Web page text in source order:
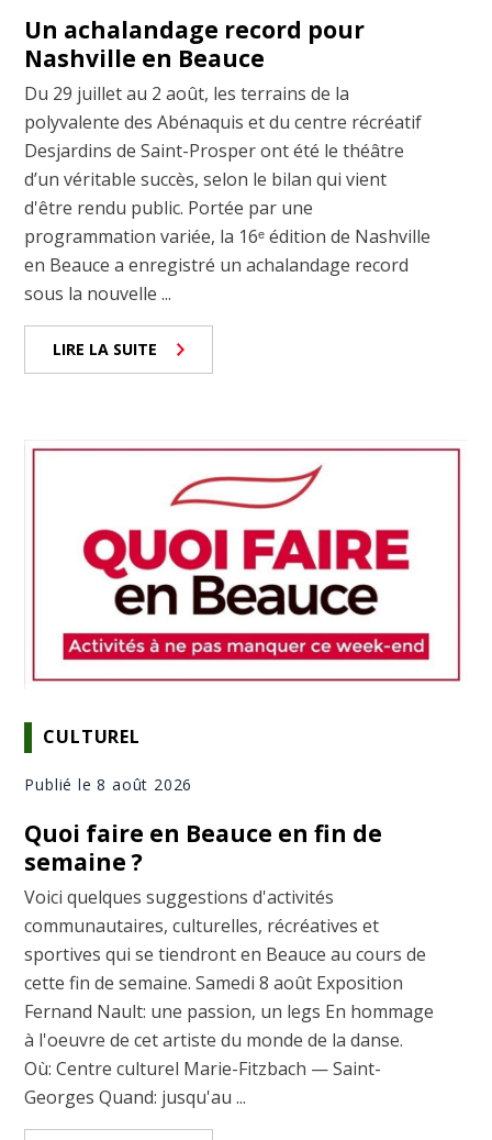
Un achalandage record pour
Nashville en Beauce
Du 29 juillet au 2 août, les terrains de la
polyvalente des Abénaquis et du centre récréatif
Desjardins de Saint-Prosper ont été le théâtre
d’un véritable succès, selon le bilan qui vient
d'être rendu public. Portée par une
programmation variée, la 16ᵉ édition de Nashville
en Beauce a enregistré un achalandage record
sous la nouvelle ...
LIRE LA SUITE
CULTUREL
Publié le 8 août 2026
Quoi faire en Beauce en fin de
semaine ?
Voici quelques suggestions d'activités
communautaires, culturelles, récréatives et
sportives qui se tiendront en Beauce au cours de
cette fin de semaine. Samedi 8 août Exposition
Fernand Nault: une passion, un legs En hommage
à l'oeuvre de cet artiste du monde de la danse.
Où: Centre culturel Marie-Fitzbach — Saint-
Georges Quand: jusqu'au ...